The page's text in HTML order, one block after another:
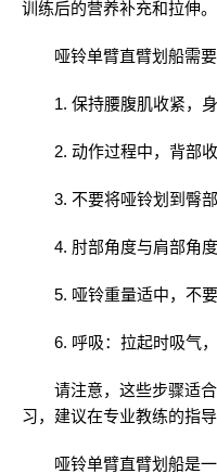
训练后的营养补充和拉伸。
哑铃单臂直臂划船需
1. 保持腰腹肌收紧，
2. 动作过程中，背部
3. 不要将哑铃划到臀
4. 肘部角度与肩部角
5. 哑铃重量适中，不要
6. 呼吸：拉起时吸气
请注意，这些步骤适
习，建议在专业教练的指
哑铃单臂直臂划船是